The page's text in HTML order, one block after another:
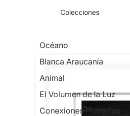
Colecciones
Océano
Blanca Araucanía
Animal
El Volumen de la Luz
Conexiones Humanas